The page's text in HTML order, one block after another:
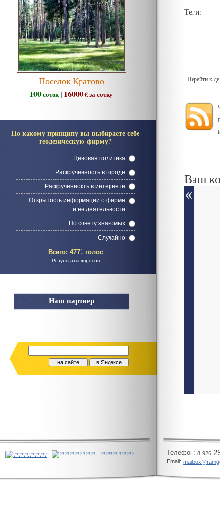
Поселок Кратово
100соток| 16000€ за сотку
По какому принципу вы выбираете себе
геодезическую фирму?
Ценовая политика
Раскрученность в городе
Раскрученность в интернете
Открытость информации о фирме
и ее деятельности
По совету знакомых
Случайно
Всего: 4771 голос
Результаты опросов
Наш партнер
Теги: —
Перейти к
Ваш
Телeфон: 8-926-
Email: